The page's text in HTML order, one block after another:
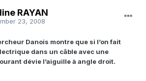
RAYAN
23, 2008
Danois montre que si l’on fait
dans un câble avec une
dévie l’aiguille à angle droit.